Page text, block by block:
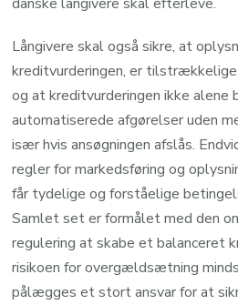
Långivere skal også sikre, at
kreditvurderingen, er
og at kreditvurderingen ikke alene
automatiserede afgørelser uden
især hvis ansøgningen afslås.
regler for markedsføring og
får tydelige og forståelige
Samlet set er formålet med den
regulering at skabe et balanceret
risikoen for overgældsætning
pålægges et stort ansvar for at